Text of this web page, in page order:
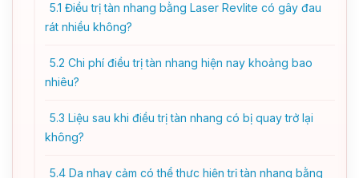
5.1 Điều trị tàn nhang bằng Laser Revlite có gây đau
rát nhiều không?
5.2 Chi phí điều trị tàn nhang hiện nay khoảng bao
nhiêu?
5.3 Liệu sau khi điều trị tàn nhang có bị quay trở lại
không?
5.4 Da nhạy cảm có thể thực hiện trị tàn nhang bằng